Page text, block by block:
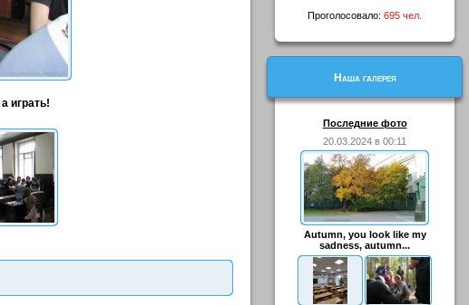
играть!
Проголосовало: 695 чел.
Наша галерея
Последние фото
20.03.2024 в 00:11
Autumn, you look like my
sadness, autumn...